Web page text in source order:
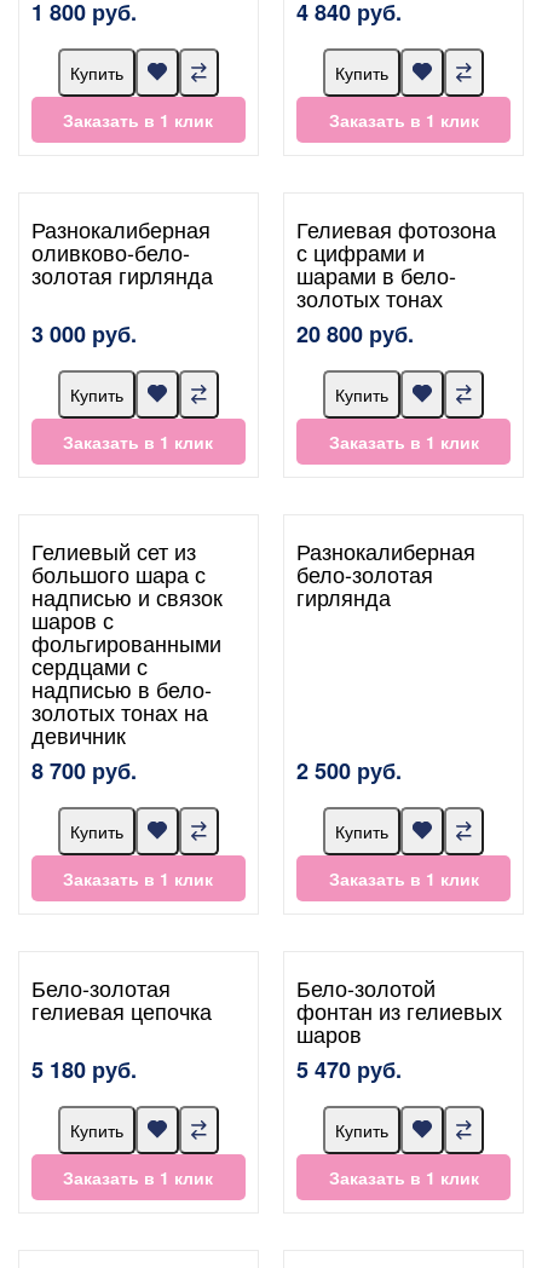
1 800 руб.
Купить
Заказать в 1 клик
4 840 руб.
Купить
Заказать в 1 клик
Разнокалиберная
оливково-бело-
золотая гирлянда
3 000 руб.
Купить
Заказать в 1 клик
Гелиевая фотозона
с цифрами и
шарами в бело-
золотых тонах
20 800 руб.
Купить
Заказать в 1 клик
Гелиевый сет из
большого шара с
надписью и связок
шаров с
фольгированными
сердцами с
надписью в бело-
золотых тонах на
девичник
8 700 руб.
Купить
Заказать в 1 клик
Разнокалиберная
бело-золотая
гирлянда
2 500 руб.
Купить
Заказать в 1 клик
Бело-золотая
гелиевая цепочка
5 180 руб.
Купить
Заказать в 1 клик
Бело-золотой
фонтан из гелиевых
шаров
5 470 руб.
Купить
Заказать в 1 клик